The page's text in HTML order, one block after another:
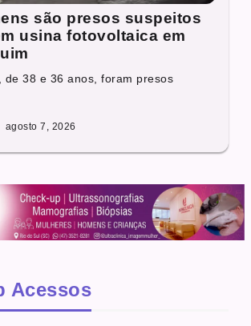
são presos suspeitos
usina fotovoltaica em
de 38 e 36 anos, foram presos
agosto 7, 2026
Acessos